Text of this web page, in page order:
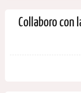
Collaboro con